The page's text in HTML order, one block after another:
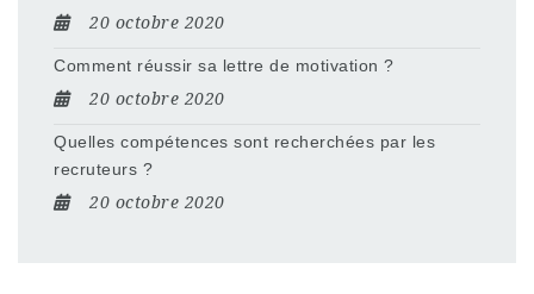
20 octobre 2020
Comment réussir sa lettre de motivation ?
20 octobre 2020
Quelles compétences sont recherchées par les
recruteurs ?
20 octobre 2020